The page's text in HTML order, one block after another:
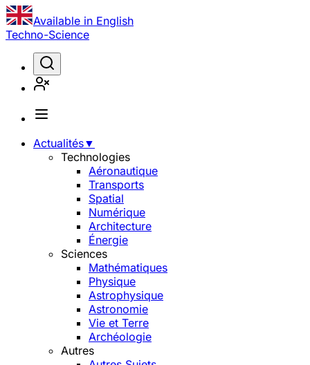
Available in English
Techno-Science
Actualités▼
Technologies
Aéronautique
Transports
Spatial
Numérique
Architecture
Énergie
Sciences
Mathématiques
Physique
Astrophysique
Astronomie
Vie et Terre
Archéologie
Autres